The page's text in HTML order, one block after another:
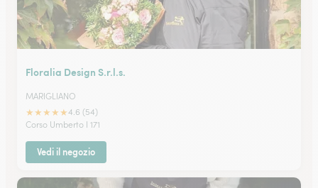
Floralia Design S.r.l.s.
MARIGLIANO
★★★★★4.6 (54)
Corso Umberto I 171
Vedi il negozio